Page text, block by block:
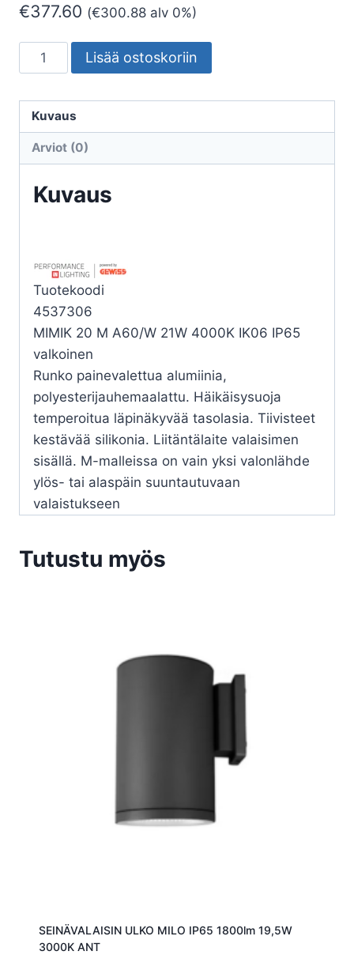
€377.60 (€300.88 alv 0%)
SEINÄVALAISIN
ULKO
20
M
4K
Lisää ostoskoriin
Kuvaus
Arviot (0)
Kuvaus
Tuotekoodi
4537306
MIMIK 20 M A60/W 21W 4000K IK06 IP65
valkoinen
Runko painevalettua alumiinia,
polyesterijauhemaalattu. Häikäisysuoja
temperoitua läpinäkyvää tasolasia. Tiivisteet
kestävää silikonia. Liitäntälaite valaisimen
sisällä. M-malleissa on vain yksi valonlähde
ylös- tai alaspäin suuntautuvaan
valaistukseen
Tutustu myös
SEINÄVALAISIN ULKO MILO IP65 1800lm 19,5W
3000K ANT